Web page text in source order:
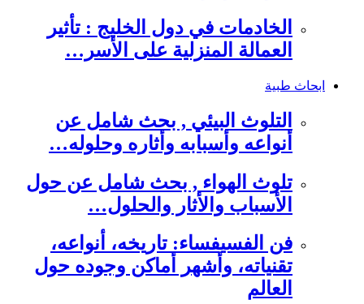
الخادمات في دول الخليج : تأثير
العمالة المنزلية على الأسر…
ابحاث طبية
التلوث البيئي , بحث شامل عن
أنواعه وأسبابه وأثاره وحلوله…
تلوث الهواء , بحث شامل عن حول
الأسباب والأثار والحلول…
فن الفسيفساء: تاريخه، أنواعه،
تقنياته، وأشهر أماكن وجوده حول
العالم